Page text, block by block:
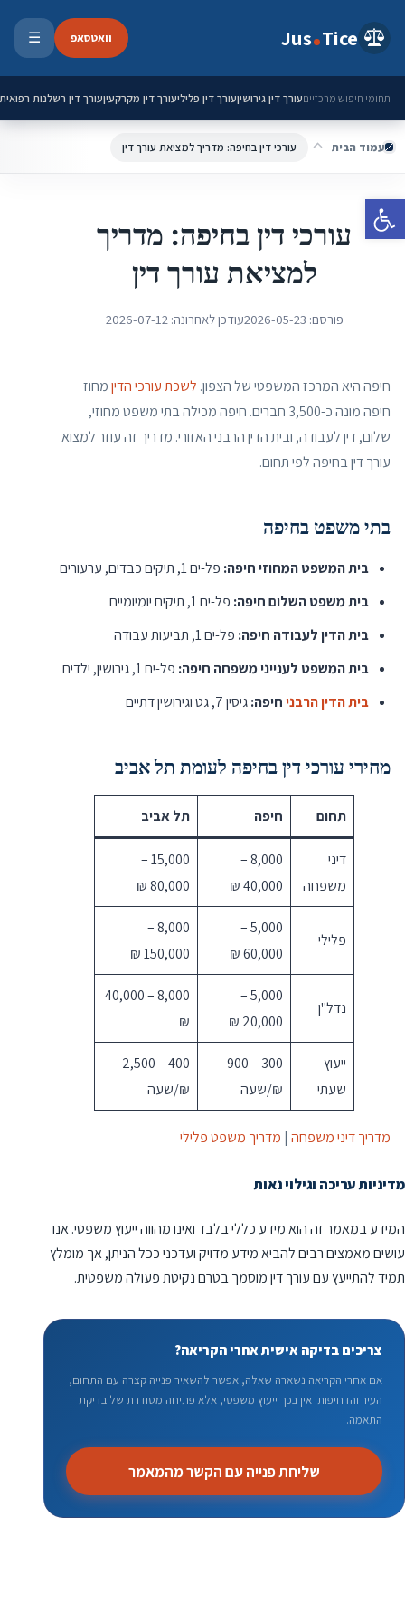
פתח סרגל נגישות
Jus Tice וואטסאפ ☰
תחומי חיפוש מרכזייםעורך דין גירושיןעורך דין פליליעורך דין מקרקעיןעורך דין רשלנות רפואית
עמוד הבית עורכי דין בחיפה: מדריך למציאת עורך דין
עורכי דין בחיפה: מדריך
למציאת עורך דין
פורסם: 2026-05-23עודכן לאחרונה:2026-07-12
חיפה היא המרכז המשפטי של הצפון. לשכת עורכי הדיןמחוז
חיפה מונה כ-3,500 חברים. חיפה מכילה בתי משפט מחוזי,
שלום, דין לעבודה, ובית הדין הרבני האזורי. מדריך זה עוזר למצוא
עורך דין בחיפה לפי תחום.
בתי משפט בחיפה
בית המשפט המחוזי חיפה: פל-ים 1, תיקים כבדים, ערעורים
בית משפט השלום חיפה: פל-ים 1, תיקים יומיומיים
בית הדין לעבודה חיפה: פל-ים 1, תביעות עבודה
בית המשפט לענייני משפחה חיפה: פל-ים 1, גירושין, ילדים
בית הדין הרבניחיפה:גיסין 7, גט וגירושין דתיים
מחירי עורכי דין בחיפה לעומת תל אביב
תחום חיפה תל אביב
דיני
משפחה
8,000 –
40,000 ₪
15,000 –
80,000 ₪
פלילי
5,000 –
60,000 ₪
8,000 –
150,000 ₪
נדל"ן
5,000 –
20,000 ₪
8,000 – 40,000
₪
ייעוץ
שעתי
300 – 900
₪/שעה
400 – 2,500
₪/שעה
מדריך דיני משפחה | מדריך משפט פלילי
מדיניות עריכה וגילוי נאות
המידע במאמר זה הוא מידע כללי בלבד ואינו מהווה ייעוץ משפטי. אנו
עושים מאמצים רבים להביא מידע מדויק ועדכני ככל הניתן, אך מומלץ
תמיד להתייעץ עם עורך דין מוסמך בטרם נקיטת פעולה משפטית.
צריכים בדיקה אישית אחרי הקריאה?
אם אחרי הקריאה נשארה שאלה, אפשר להשאיר פנייה קצרה עם התחום,
העיר והדחיפות. אין בכך ייעוץ משפטי, אלא פתיחה מסודרת של בדיקת
התאמה.
שליחת פנייה עם הקשר מהמאמר